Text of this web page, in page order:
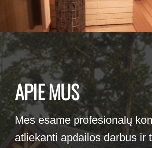
APIE MUS
Mes esame profesionalų
atliekanti apdailos darbus ir